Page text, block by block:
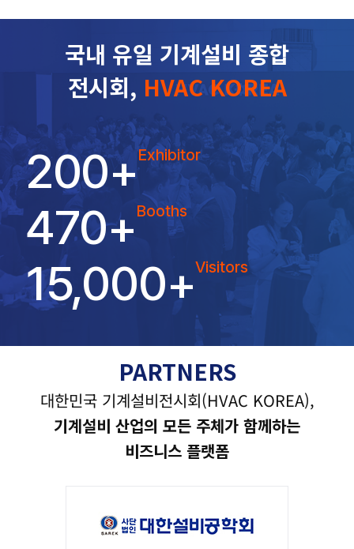
국내 유일 기계설비 종합
전시회, HVAC KOREA
200+Exhibitor
470+ Booths
15,000+Visitors
PARTNERS
대한민국 기계설비전시회(HVAC KOREA),
기계설비 산업의 모든 주체가 함께하는
비즈니스 플랫폼